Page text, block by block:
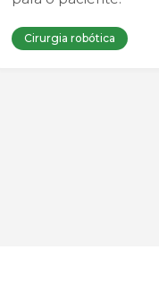
Cirurgia robótica